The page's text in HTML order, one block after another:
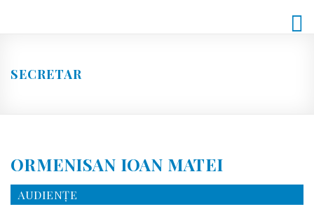
SECRETAR
ORMENISAN IOAN MATEI
AUDIENȚE